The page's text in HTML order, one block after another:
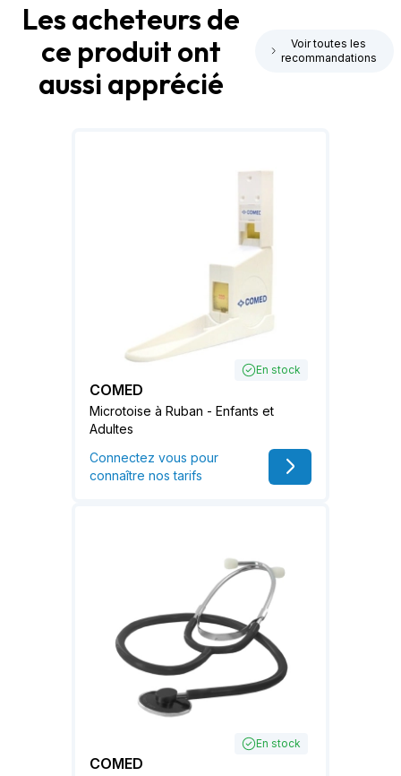
Les acheteurs de
ce produit ont
aussi apprécié
Voir toutes les
recommandations
En stock
COMED
Microtoise à Ruban - Enfants et
Adultes
Connectez vous pour
connaître nos tarifs
En stock
COMED